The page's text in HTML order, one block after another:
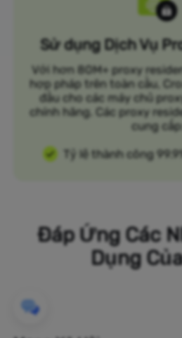
Sử dụng Dịch Vụ
Với hơn 80M+ proxy
hợp pháp trên toàn cầu,
đầu cho các máy chủ
chính hãng. Các proxy
cung cấp:
Tỷ lệ thành công
Đáp Ứng Các
Dụng